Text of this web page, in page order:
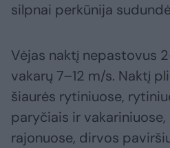
silpnai perkūnija
Vėjas naktį nepastovus
vakarų 7–12 m/s. Naktį
šiaurės rytiniuose,
paryčiais ir
rajonuose, dirvos